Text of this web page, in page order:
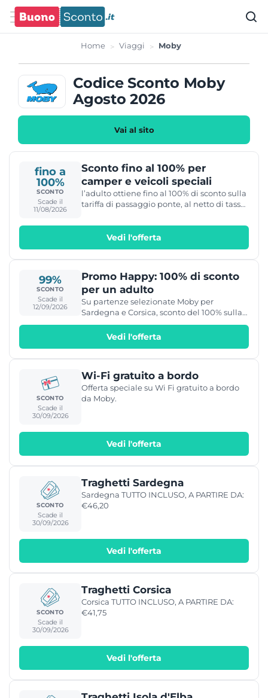
Home Viaggi Moby
Codice Sconto Moby
Agosto 2026
Vai al sito
fino a
100%
SCONTO
Scade il
11/08/2026
Sconto fino al 100% per
camper e veicoli speciali
l’adulto ottiene fino al 100% di sconto sulla
tariffa di passaggio ponte, al netto di tasse,
Vedi l'offerta
99%
SCONTO
Scade il
12/09/2026
Promo Happy: 100% di sconto
per un adulto
Su partenze selezionate Moby per
Sardegna e Corsica, sconto del 100% sulla
tariffa passaggio ponte di un adulto se
accompagnato da un bambino (4-11 anni)
Vedi l'offerta
SCONTO
Scade il
30/09/2026
Wi-Fi gratuito a bordo
Offerta speciale su Wi Fi gratuito a bordo
da Moby.
Vedi l'offerta
SCONTO
Scade il
30/09/2026
Traghetti Sardegna
Sardegna TUTTO INCLUSO, A PARTIRE DA:
€46,20
Vedi l'offerta
SCONTO
Scade il
30/09/2026
Traghetti Corsica
Corsica TUTTO INCLUSO, A PARTIRE DA:
€41,75
Vedi l'offerta